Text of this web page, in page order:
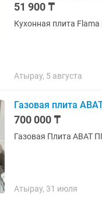
51 900 ₸
Кухонная плита
Атырау, 5 августа
Газовая плита
700 000 ₸
Атырау, 31 июля